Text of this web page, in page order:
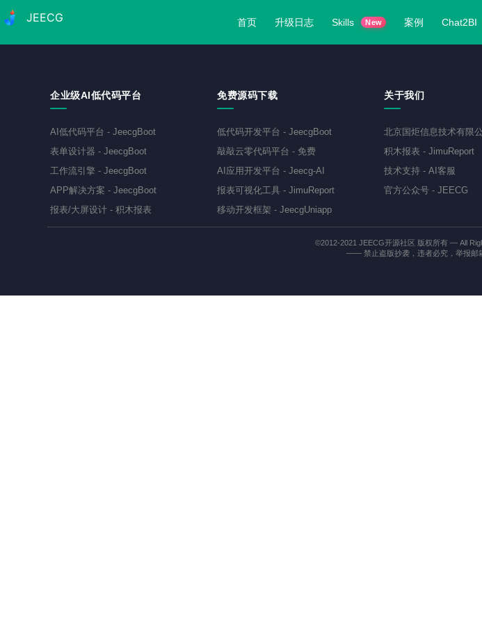
JEECG 首页 升级日志 Skills New 案例 Chat2BI
企业级AI低代码平台
AI低代码平台 - JeecgBoot
表单设计器 - JeecgBoot
工作流引擎 - JeecgBoot
APP解决方案 - JeecgBoot
报表/大屏设计 - 积木报表
免费源码下载
低代码开发平台 - JeecgBoot
敲敲云零代码平台 - 免费
AI应用开发平台 - Jeecg-AI
报表可视化工具 - JimuReport
移动开发框架 - JeecgUniapp
关于我们
北京国炬信息技术有限
积木报表 - JimuReport
技术支持 - AI客服
官方公众号 - JEECG
©2012-2021 JEECG开源社区 版权所有 — All
—— 禁止盗版抄袭，违者必究，举报邮箱